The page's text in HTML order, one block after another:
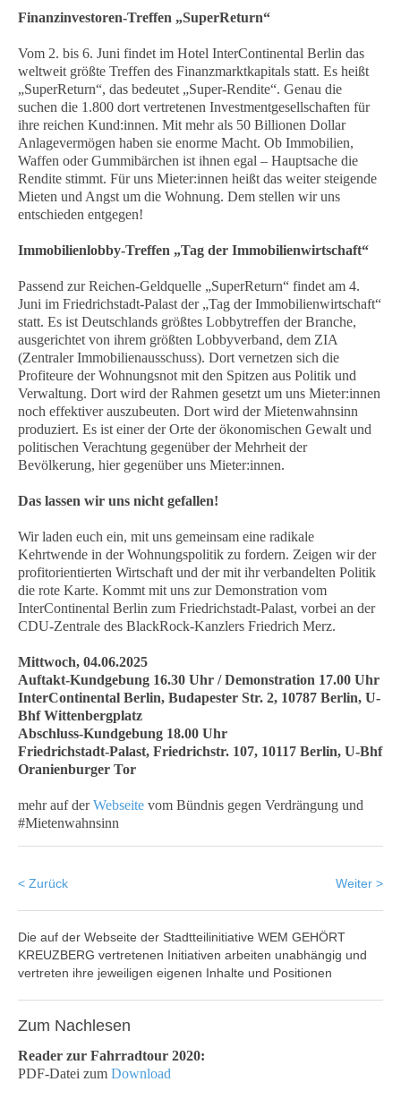
Finanzinvestoren-Treffen „SuperReturn“
Vom 2. bis 6. Juni findet im Hotel InterContinental Berlin das
weltweit größte Treffen des Finanzmarktkapitals statt. Es heißt
„SuperReturn“, das bedeutet „Super-Rendite“. Genau die
suchen die 1.800 dort vertretenen Investmentgesellschaften für
ihre reichen Kund:innen. Mit mehr als 50 Billionen Dollar
Anlagevermögen haben sie enorme Macht. Ob Immobilien,
Waffen oder Gummibärchen ist ihnen egal – Hauptsache die
Rendite stimmt. Für uns Mieter:innen heißt das weiter steigende
Mieten und Angst um die Wohnung. Dem stellen wir uns
entschieden entgegen!
Immobilienlobby-Treffen „Tag der Immobilienwirtschaft“
Passend zur Reichen-Geldquelle „SuperReturn“ findet am 4.
Juni im Friedrichstadt-Palast der „Tag der Immobilienwirtschaft“
statt. Es ist Deutschlands größtes Lobbytreffen der Branche,
ausgerichtet von ihrem größten Lobbyverband, dem ZIA
(Zentraler Immobilienausschuss). Dort vernetzen sich die
Profiteure der Wohnungsnot mit den Spitzen aus Politik und
Verwaltung. Dort wird der Rahmen gesetzt um uns Mieter:innen
noch effektiver auszubeuten. Dort wird der Mietenwahnsinn
produziert. Es ist einer der Orte der ökonomischen Gewalt und
politischen Verachtung gegenüber der Mehrheit der
Bevölkerung, hier gegenüber uns Mieter:innen.
Das lassen wir uns nicht gefallen!
Wir laden euch ein, mit uns gemeinsam eine radikale
Kehrtwende in der Wohnungspolitik zu fordern. Zeigen wir der
profitorientierten Wirtschaft und der mit ihr verbandelten Politik
die rote Karte. Kommt mit uns zur Demonstration vom
InterContinental Berlin zum Friedrichstadt-Palast, vorbei an der
CDU-Zentrale des BlackRock-Kanzlers Friedrich Merz.
Mittwoch, 04.06.2025
Auftakt-Kundgebung 16.30 Uhr / Demonstration 17.00 Uhr
InterContinental Berlin, Budapester Str. 2, 10787 Berlin, U-
Bhf Wittenbergplatz
Abschluss-Kundgebung 18.00 Uhr
Friedrichstadt-Palast, Friedrichstr. 107, 10117 Berlin, U-Bhf
Oranienburger Tor
mehr auf derWebseite vom Bündnis gegen Verdrängung und
#Mietenwahnsinn
< Zurück Weiter >
Die auf der Webseite der Stadtteilinitiative WEM GEHÖRT
KREUZBERG vertretenen Initiativen arbeiten unabhängig und
vertreten ihre jeweiligen eigenen Inhalte und Positionen
Zum Nachlesen
Reader zur Fahrradtour 2020:
PDF-Datei zum Download